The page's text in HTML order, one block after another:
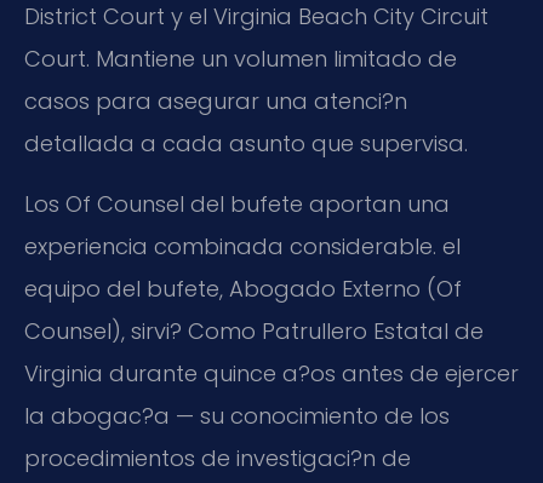
District Court y el Virginia Beach City Circuit
Court. Mantiene un volumen limitado de
casos para asegurar una atenci?n
detallada a cada asunto que supervisa.
Los Of Counsel del bufete aportan una
experiencia combinada considerable. el
equipo del bufete, Abogado Externo (Of
Counsel), sirvi? Como Patrullero Estatal de
Virginia durante quince a?os antes de ejercer
la abogac?a — su conocimiento de los
procedimientos de investigaci?n de